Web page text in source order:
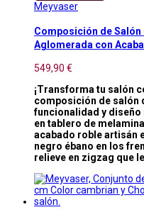
Meyvaser
Composición de Salón
Aglomerada con
549,90 €
¡Transforma tu salón
composición de salón
funcionalidad y
en tablero de
acabado roble artisán
negro ébano en los
relieve en zigzag que